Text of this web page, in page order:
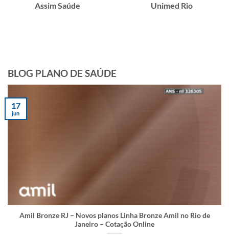
Assim Saúde Unimed Rio
BLOG PLANO DE SAÚDE
Amil Bronze RJ – Novos planos Linha Bronze Amil no Rio de
Janeiro – Cotação Online
17
jun